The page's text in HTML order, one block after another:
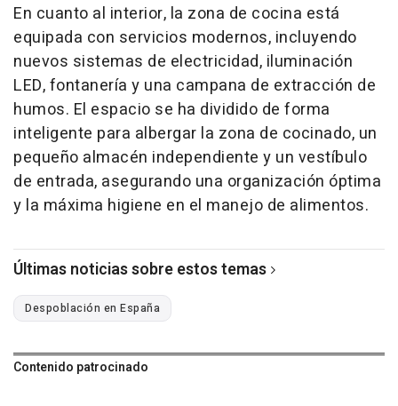
En cuanto al interior, la zona de cocina está
equipada con servicios modernos, incluyendo
nuevos sistemas de electricidad, iluminación
LED, fontanería y una campana de extracción de
humos. El espacio se ha dividido de forma
inteligente para albergar la zona de cocinado, un
pequeño almacén independiente y un vestíbulo
de entrada, asegurando una organización óptima
y la máxima higiene en el manejo de alimentos.
Últimas noticias sobre estos temas
Despoblación en España
Contenido patrocinado